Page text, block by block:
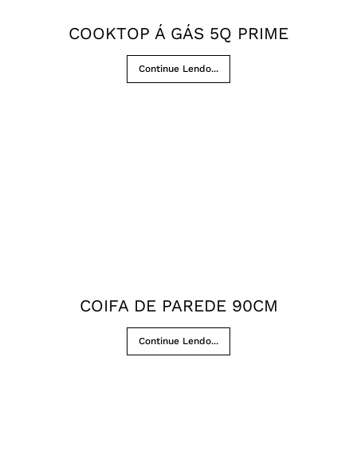
COOKTOP Á GÁS 5Q PRIME
Continue Lendo...
COIFA DE PAREDE 90CM
Continue Lendo...